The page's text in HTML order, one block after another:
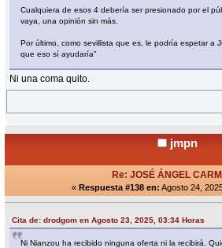
Cualquiera de esos 4 debería ser presionado por el
vaya, una opinión sin más.
Por último, como sevillista que es, le podría espetar a
que eso sí ayudaría"
Ni una coma quito.
jmpn
Re: JOSÉ ÁNGEL
« Respuesta #138 en: Agosto 24,
Cita de: drodgom en Agosto 23, 2025, 03:34 Horas
Ni Nianzou ha recibido ninguna oferta ni la recibirá.